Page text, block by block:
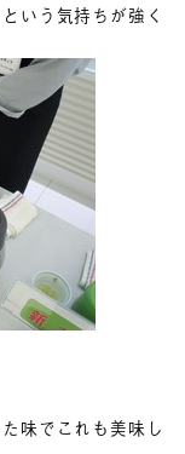
いう気持ちが強く
味でこれも美味し